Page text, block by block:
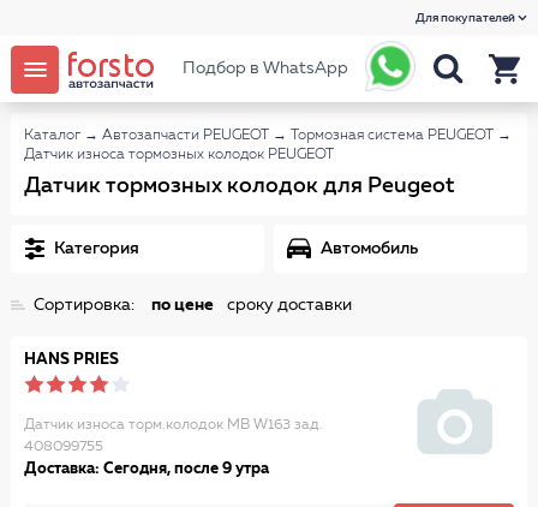
Для покупателей
Подбор в WhatsApp
Каталог → Автозапчасти PEUGEOT → Тормозная система PEUGEOT
→
Датчик износа тормозных колодок PEUGEOT
Датчик тормозных колодок для Peugeot
Категория Автомобиль
Сортировка: по цене сроку доставки
HANS PRIES
Датчик износа торм.колодок MB W163 зад.
408099755
Доставка: Сегодня, после 9 утра